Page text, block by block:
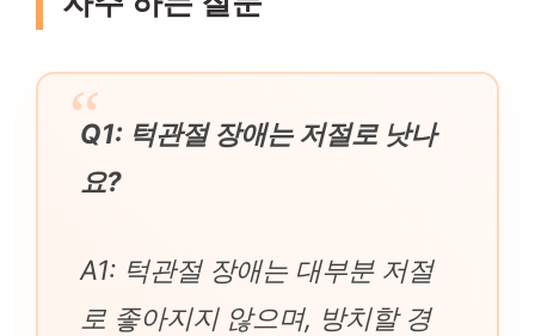
Q1: 턱관절 장애는 저절로 낫나
요?
A1: 턱관절 장애는 대부분 저절
로 좋아지지 않으며, 방치할 경